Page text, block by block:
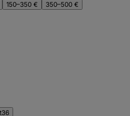
150–350 €
350–500 €
36